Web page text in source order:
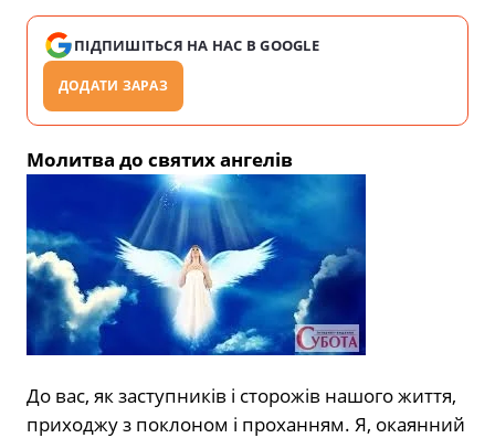
ПІДПИШІТЬСЯ НА НАС В GOOGLE
ДОДАТИ ЗАРАЗ
Молитва до святих ангелів
До вас, як заступників і сторожів нашого життя,
приходжу з поклоном і проханням. Я, окаянний